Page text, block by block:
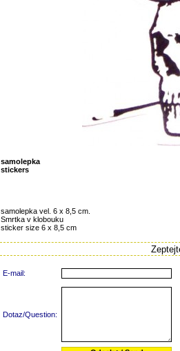
samolepka
stickers
samolepka vel. 6 x 8,5 cm.
Smrtka v klobouku
sticker size 6 x 8,5 cm
E-mail:
Dotaz/Question: